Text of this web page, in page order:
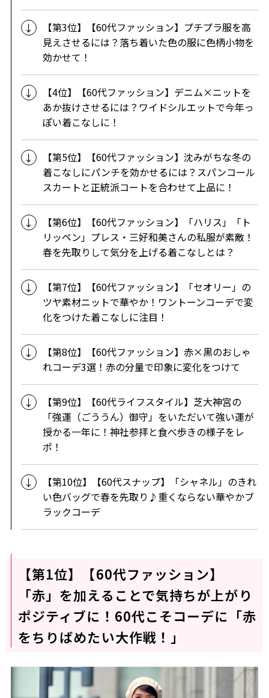
【第3位】【60代ファッション】プチプラ服を高
見えさせるには？落ち着いた色の服に色柄小物を
効かせて！
【4位】【60代ファッション】デニム×ニットを
あか抜けさせるには？ワイドシルエットで今年っ
ぽい着こなしに！
【第5位】【60代ファッション】沈みがちな冬の
着こなしにパンチを効かせるには？スパンコール
スカートと正統派コートを合わせて上品に！
【第6位】【60代ファッション】「ハリス」「ト
リッペン」プレス・三好和美さんの私服が素敵！
春を先取りして気分を上げる着こなしとは？
【第7位】【60代ファッション】「セオリー」の
ツヤ素材ニットで華やか！ワントーンコーデで変
化をつけた着こなしに注目！
【第8位】【60代ファッション】赤×黒のおしゃ
れコーデ3選！赤の分量で印象に変化をつけて
【第9位】【60代ライフスタイル】芝大神宮の
「強運（ごううん）御守」をいただいて強い運が
授かる一年に！神社参拝と食べ歩きの様子をレ
ポ！
【第10位】【60代スナップ】「シャネル」のきれ
い色バッグで春を先取り♪重くならない華やかブ
ラックコーデ
【第1位】【60代ファッション】
「赤」を加えることで気持ちが上がり
ポジティブに！60代こそコーデに「赤
をちりばめたい大作戦！」